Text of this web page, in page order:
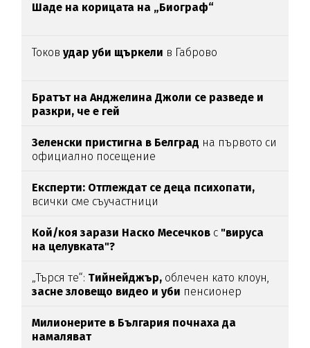
Шаде на корицата на „Биограф“
Токовудар уби щъркели в Габрово
Братът на Анджелина Джоли се разведе и
разкри, че е гей
Зеленски пристигна в Белград на първото си
официално посещение
Експерти: Отглеждат се деца психопати,
всички сме съучастници
Кой/коя зарази Наско Месечков с "вируса
на целувката"?
„Търся те“: Тийнейджър, облечен като клоун,
засне зловещо видео и уби пенсионер
Милионерите в България почнаха да
намаляват